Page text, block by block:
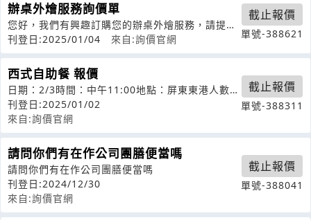
辦桌外燴服務詢價單
您好，我們有興趣訂購您的辦桌外燴服務，請提供
以下資訊：1.請問您的辦桌外燴服務包
刊登日:2025/01/04 來自:詢價官網
截止報價
單號-388621
西式自助餐 報價
日期：2/3時間：中午11:00地點：屏東東港人數：
60人活動目的：新春團拜
刊登日:2025/01/02
來自:詢價官網
截止報價
單號-388311
請問你們有在作公司團膳便當嗎
請問你們有在作公司團膳便當嗎
刊登日:2024/12/30
來自:詢價官網
截止報價
單號-388041